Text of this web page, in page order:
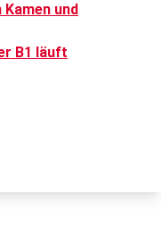
und
B1 läuft